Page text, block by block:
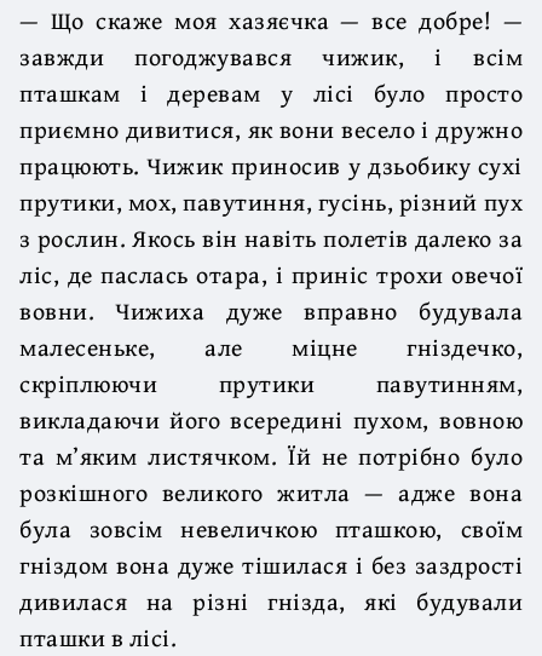
— Що скаже моя хазяєчка — все добре! —
завжди погоджувався чижик, і всім
пташкам і деревам у лісі було просто
приємно дивитися, як вони весело і дружно
працюють. Чижик приносив у дзьобику сухі
прутики, мох, павутиння, гусінь, різний пух
з рослин. Якось він навіть полетів далеко за
ліс, де паслась отара, і приніс трохи овечої
вовни. Чижиха дуже вправно будувала
малесеньке, але міцне гніздечко,
скріплюючи прутики павутинням,
викладаючи його всередині пухом, вовною
та м’яким листячком. Їй не потрібно було
розкішного великого житла — адже вона
була зовсім невеличкою пташкою, своїм
гніздом вона дуже тішилася і без заздрості
дивилася на різні гнізда, які будували
пташки в лісі.